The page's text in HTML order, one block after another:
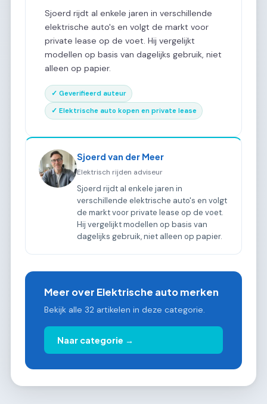
Sjoerd rijdt al enkele jaren in verschillende
elektrische auto's en volgt de markt voor
private lease op de voet. Hij vergelijkt
modellen op basis van dagelijks gebruik, niet
alleen op papier.
✓ Geverifieerd auteur
✓ Elektrische auto kopen en private lease
Sjoerd van der Meer
Elektrisch rijden adviseur
Sjoerd rijdt al enkele jaren in
verschillende elektrische auto's en volgt
de markt voor private lease op de voet.
Hij vergelijkt modellen op basis van
dagelijks gebruik, niet alleen op papier.
Meer over Elektrische auto merken
Bekijk alle 32 artikelen in deze categorie.
Naar categorie →